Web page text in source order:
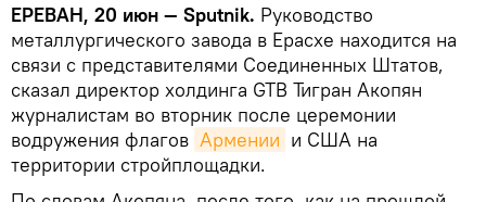
ЕРЕВАН, 20 июн — Sputnik. Руководство
металлургического завода в Ерасхе находится на
связи с представителями Соединенных Штатов,
сказал директор холдинга GTB Тигран Акопян
журналистам во вторник после церемонии
водружения флагов Армении и США на
территории стройплощадки.